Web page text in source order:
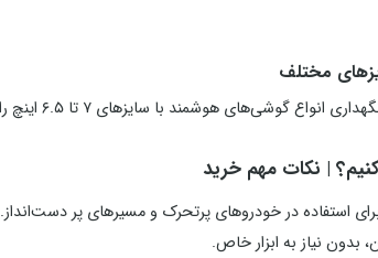
مختلف
استفاده در خودروهای پرتحرک و مسیرهای پر دست‌انداز.
نیاز به ابزار خاص.